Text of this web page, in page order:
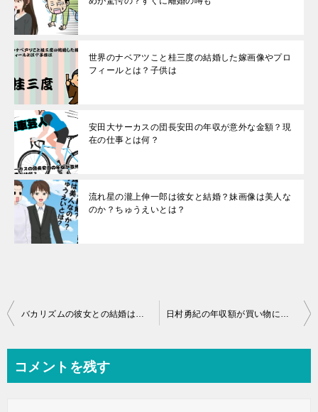
世界のナベアツこと桂三度の結婚した嫁画像やプロ
フィールとは？子供は
安田大サーカスの団長安田の年収が意外な金額？現
在の仕事とは何？
流れ星の瀧上伸一郎は彼女と結婚？妹画像は美人な
のか？ちゅうえいとは？
投
ビ
バカリズムの彼女との結婚は？ヤンキーだった過去？ドラマの脚本で！ 日村勇紀の年収額が買い物に！歯はインプラント？身長と体重から健康が
コメントを残す